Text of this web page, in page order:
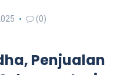
(0)
Penjualan